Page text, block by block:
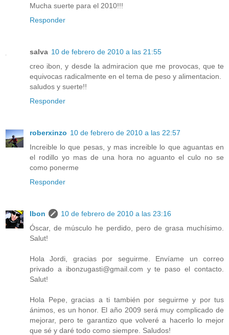
Mucha suerte para el 2010!!!
Responder
salva 10 de febrero de 2010 a las 21:55
creo ibon, y desde la admiracion que me provocas, que te
equivocas radicalmente en el tema de peso y alimentacion.
saludos y suerte!!
Responder
roberxinzo 10 de febrero de 2010 a las 22:57
Increible lo que pesas, y mas increible lo que aguantas en
el rodillo yo mas de una hora no aguanto el culo no se
como ponerme
Responder
Ibon
10 de febrero de 2010 a las 23:16
Óscar, de músculo he perdido, pero de grasa muchísimo.
Salut!
Hola Jordi, gracias por seguirme. Envíame un correo
privado a ibonzugasti@gmail.com y te paso el contacto.
Salut!
Hola Pepe, gracias a ti también por seguirme y por tus
ánimos, es un honor. El año 2009 será muy complicado de
mejorar, pero te garantizo que volveré a hacerlo lo mejor
que sé y daré todo como siempre. Saludos!